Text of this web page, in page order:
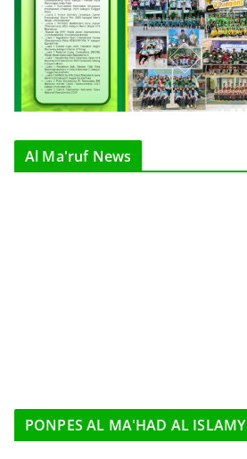
Al Ma'ruf News
PONPES AL MA'HAD AL ISLAMY